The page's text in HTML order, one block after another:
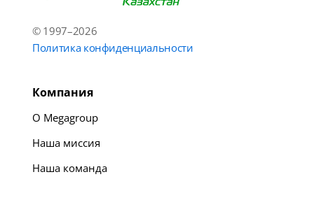
© 1997–2026
Политика конфиденциальности
Компания
О Megagroup
Наша миссия
Наша команда